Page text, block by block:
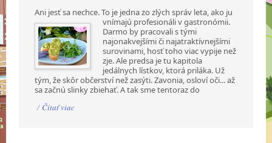
Ani jesť sa nechce. To je jedna zo zlých správ leta, ako ju
vnímajú profesionáli v gastronómii.
Darmo by pracovali s tými
najonakvejšími či najatraktívnejšími
surovinami, hosť toho viac vypije než
zje. Ale predsa je tu kapitola
jedálnych lístkov, ktorá priláka. Už
tým, že skôr občerství než zasýti. Zavonia, osloví oči... až
sa začnú slinky zbiehať. A tak sme tentoraz do
/ Čítať viac